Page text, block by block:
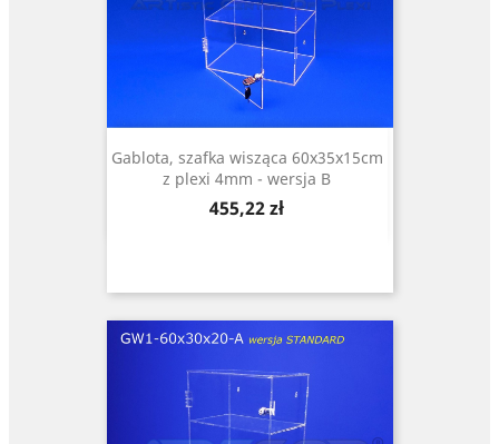
Gablota, szafka wisząca 60x35x15cm
z plexi 4mm - wersja B
Cena
455,22 zł